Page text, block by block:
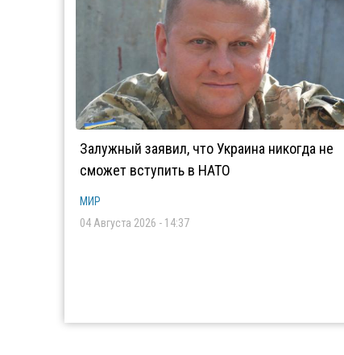
Залужный заявил, что Украина никогда не
сможет вступить в НАТО
МИР
04 Августа 2026 - 14:37